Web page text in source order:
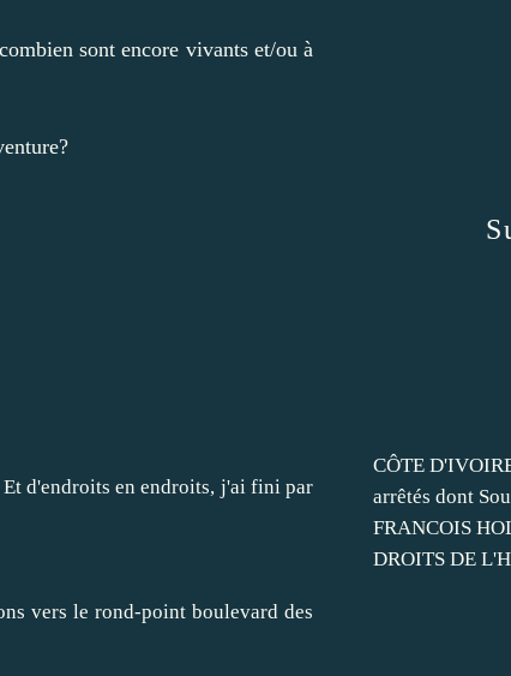
sont encore vivants et/ou à
d'endroits en endroits, j'ai fini par
vers le rond-point boulevard des
CÔTE
arrêtés dont
FRANCOIS
DROITS DE